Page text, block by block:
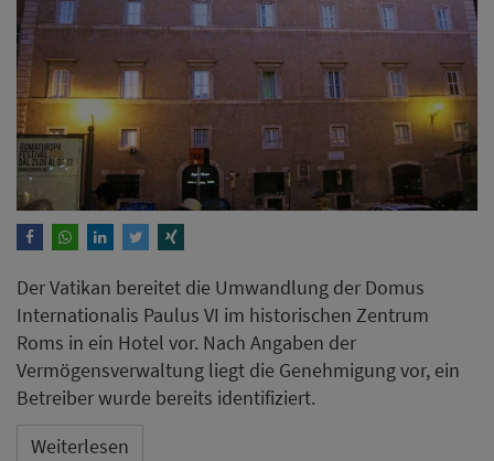
Der Vatikan bereitet die Umwandlung der Domus
Internationalis Paulus VI im historischen Zentrum
Roms in ein Hotel vor. Nach Angaben der
Vermögensverwaltung liegt die Genehmigung vor, ein
Betreiber wurde bereits identifiziert.
Weiterlesen